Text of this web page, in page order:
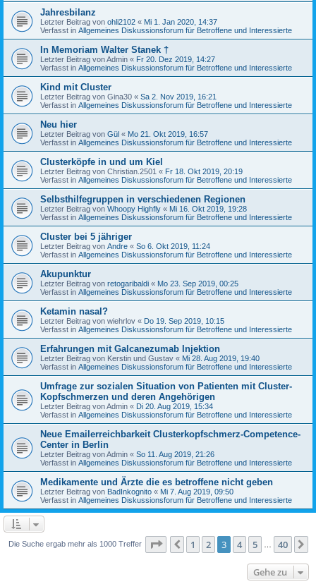
Jahresbilanz
Letzter Beitrag von ohli2102 « Mi 1. Jan 2020, 14:37
Verfasst in Allgemeines Diskussionsforum für Betroffene und Interessierte
In Memoriam Walter Stanek †
Letzter Beitrag vonAdmin « Fr 20. Dez 2019, 14:27
Verfasst in Allgemeines Diskussionsforum für Betroffene und Interessierte
Kind mit Cluster
Letzter Beitrag von Gina30 « Sa 2. Nov 2019, 16:21
Verfasst in Allgemeines Diskussionsforum für Betroffene und Interessierte
Neu hier
Letzter Beitrag von Gül « Mo 21. Okt 2019, 16:57
Verfasst in Allgemeines Diskussionsforum für Betroffene und Interessierte
Clusterköpfe in und um Kiel
Letzter Beitrag von Christian.2501 « Fr 18. Okt 2019, 20:19
Verfasst in Allgemeines Diskussionsforum für Betroffene und Interessierte
Selbsthilfegruppen in verschiedenen Regionen
Letzter Beitrag von Whoopy Highfly « Mi 16. Okt 2019, 19:28
Verfasst in Allgemeines Diskussionsforum für Betroffene und Interessierte
Cluster bei 5 jähriger
Letzter Beitrag von Andre « So 6. Okt 2019, 11:24
Verfasst in Allgemeines Diskussionsforum für Betroffene und Interessierte
Akupunktur
Letzter Beitrag von retogaribaldi « Mo 23. Sep 2019, 00:25
Verfasst in Allgemeines Diskussionsforum für Betroffene und Interessierte
Ketamin nasal?
Letzter Beitrag von wiehrlov « Do 19. Sep 2019, 10:15
Verfasst in Allgemeines Diskussionsforum für Betroffene und Interessierte
Erfahrungen mit Galcanezumab Injektion
Letzter Beitrag von Kerstin und Gustav « Mi 28. Aug 2019, 19:40
Verfasst in Allgemeines Diskussionsforum für Betroffene und Interessierte
Umfrage zur sozialen Situation von Patienten mit Cluster-
Kopfschmerzen und deren Angehörigen
Letzter Beitrag vonAdmin « Di 20. Aug 2019, 15:34
Verfasst in Allgemeines Diskussionsforum für Betroffene und Interessierte
Neue Emailerreichbarkeit Clusterkopfschmerz-Competence-
Center in Berlin
Letzter Beitrag vonAdmin « So 11. Aug 2019, 21:26
Verfasst in Allgemeines Diskussionsforum für Betroffene und Interessierte
Medikamente und Ärzte die es betroffene nicht geben
Letzter Beitrag von BadInkognito « Mi 7. Aug 2019, 09:50
Verfasst in Allgemeines Diskussionsforum für Betroffene und Interessierte
Die Suche ergab mehr als 1000 Treffer Seite von
Vorherige
1 2 3 4 5 40
Gehe zu